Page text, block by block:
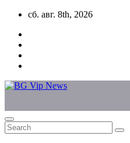
Skip
content
сб. авг. 8th, 2026